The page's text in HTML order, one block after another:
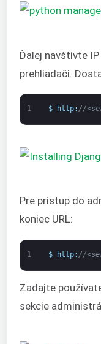
Ďalej navštívte
prehliadači.
1 $ http: //
Pre prístup do
koniec URL:
1 $ http: //
Zadajte
sekcie